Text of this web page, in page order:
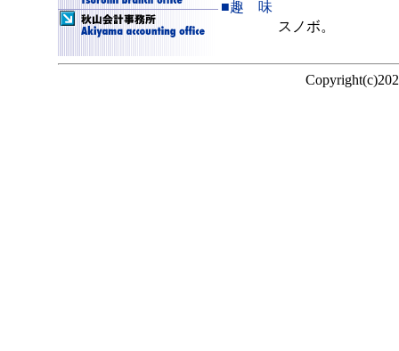
■趣 味
スノボ。